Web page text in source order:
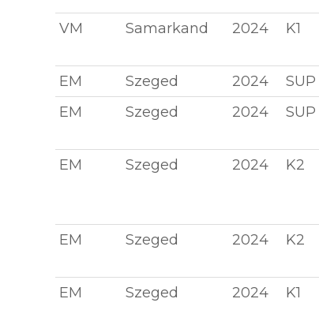
VM
Samarkand 2024 K1
EM
Szeged 2024 SUP
EM
Szeged 2024 SUP
EM Szeged 2024 K2
EM
Szeged 2024 K2
EM
Szeged 2024 K1